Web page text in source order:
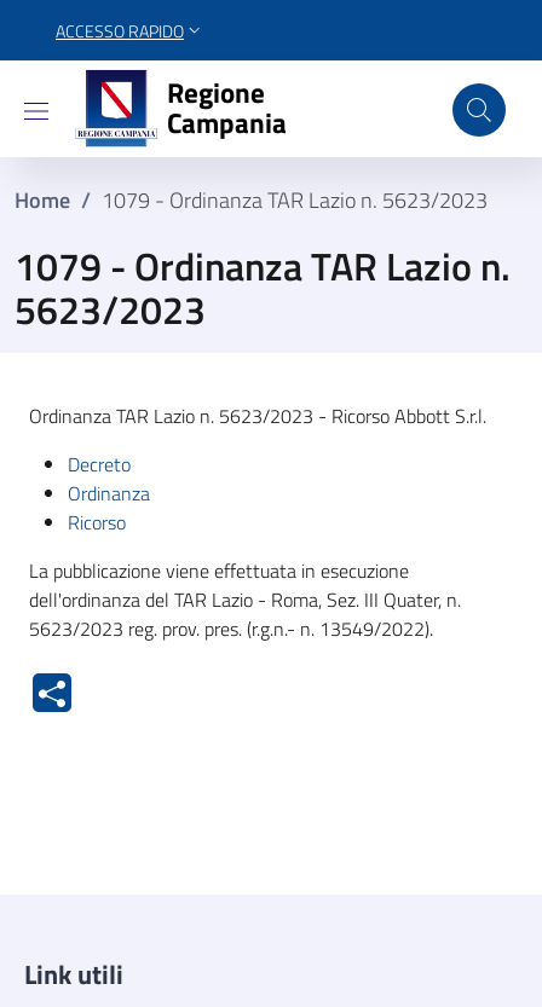
ACCESSO RAPIDO
Regione Campania
Regione
Campania
Home / 1079 - Ordinanza TAR Lazio n. 5623/2023
1079 - Ordinanza TAR Lazio n.
5623/2023
Ordinanza TAR Lazio n. 5623/2023 - Ricorso Abbott S.r.l.
Decreto
Ordinanza
Ricorso
La pubblicazione viene effettuata in esecuzione
dell'ordinanza del TAR Lazio - Roma, Sez. III Quater, n.
5623/2023 reg. prov. pres. (r.g.n.- n. 13549/2022).
Link utili